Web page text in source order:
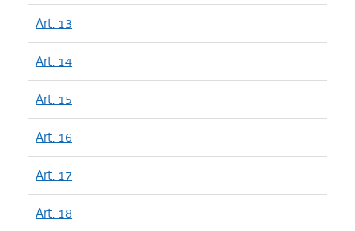
Art. 13
Art. 14
Art. 15
Art. 16
Art. 17
Art. 18